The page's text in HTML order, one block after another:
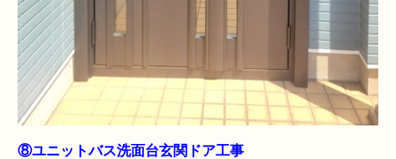
⑧ユニットバス洗面台玄関ドア工事